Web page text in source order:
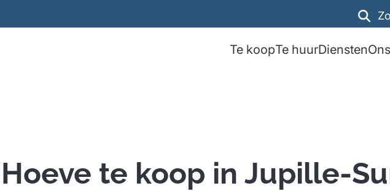
Te koopTe huurDiensten
te koop in Jupille-